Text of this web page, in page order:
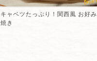
キャベツたっぷり！関西風 お好み
焼き